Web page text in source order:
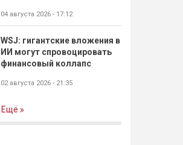
04 августа 2026 - 17:12
WSJ: гигантские вложения в
ИИ могут спровоцировать
финансовый коллапс
02 августа 2026 - 21:35
Ещё